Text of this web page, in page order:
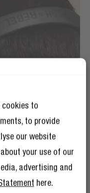
cookies to
to provide
our website
your use of our
advertising and
here.